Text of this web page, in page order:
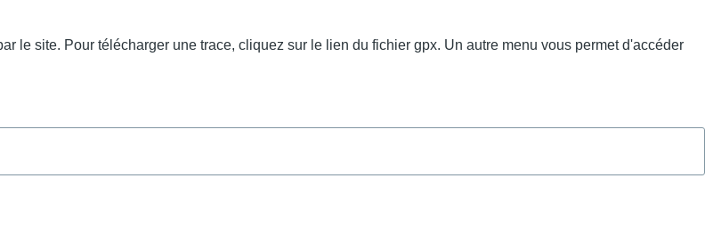
le site. Pour télécharger une trace, cliquez sur le lien du fichier gpx. Un autre menu vous permet d'accéder